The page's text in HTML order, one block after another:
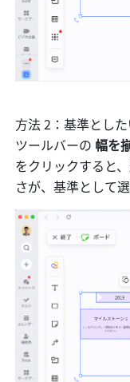
方法 2：基準とし
ツールバーの 幅を
をクリックすると
さが、基準として